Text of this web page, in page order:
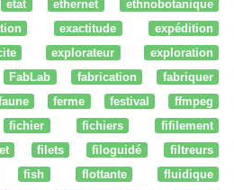
etat ethernet
ethnobotanique
exactitude
expédition
explorateur
exploration
FabLab fabrication
fabriquer
ferme festival
ffmpeg
fichier fichiers
fifilement
filets filoguidé
filtreurs
fish flottante
fluidique